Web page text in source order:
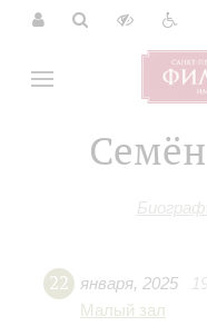
22 января, 2025
Малый зал